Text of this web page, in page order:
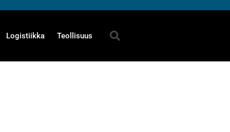
Logistiikka Teollisuus